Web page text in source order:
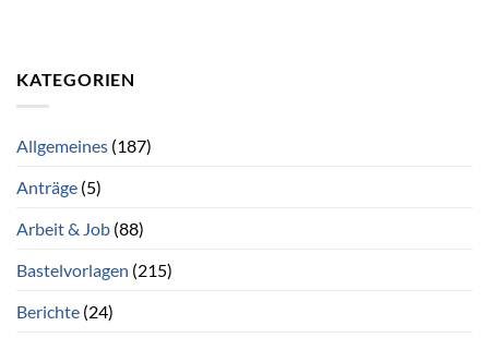
KATEGORIEN
Allgemeines (187)
Anträge (5)
Arbeit & Job (88)
Bastelvorlagen (215)
Berichte (24)